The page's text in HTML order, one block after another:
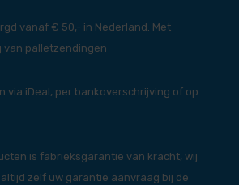
vanaf € 50,- in Nederland. Met
van palletzendingen
via iDeal, per bankoverschrijving of op
is fabrieksgarantie van kracht, wij
zelf uw garantie aanvraag bij de